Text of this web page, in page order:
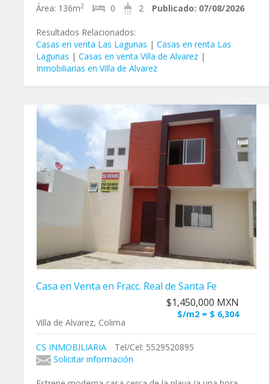
Área: 136m2 0 2 Publicado: 07/08/2026
Resultados Relacionados:
Casas en venta Las Lagunas | Casas en renta Las
Lagunas | Casas en venta Villa de Alvarez |
Inmobiliarias en Villa de Alvarez
Casa en Venta en Fracc. Real de Santa Fe
$1,450,000 MXN
$/m2 = $ 6,304
Villa de Alvarez, Colima
CS INMOBILIARIA
Tel/Cel: 5529520895
Solicitar información